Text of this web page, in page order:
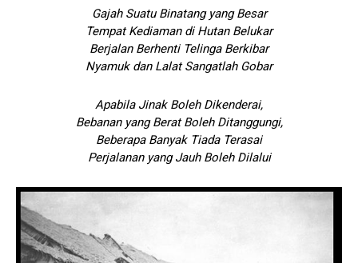
Gajah Suatu Binatang yang Besar
Tempat Kediaman di Hutan Belukar
Berjalan Berhenti Telinga Berkibar
Nyamuk dan Lalat Sangatlah Gobar
Apabila Jinak Boleh Dikenderai,
Bebanan yang Berat Boleh Ditanggungi,
Beberapa Banyak Tiada Terasai
Perjalanan yang Jauh Boleh Dilalui